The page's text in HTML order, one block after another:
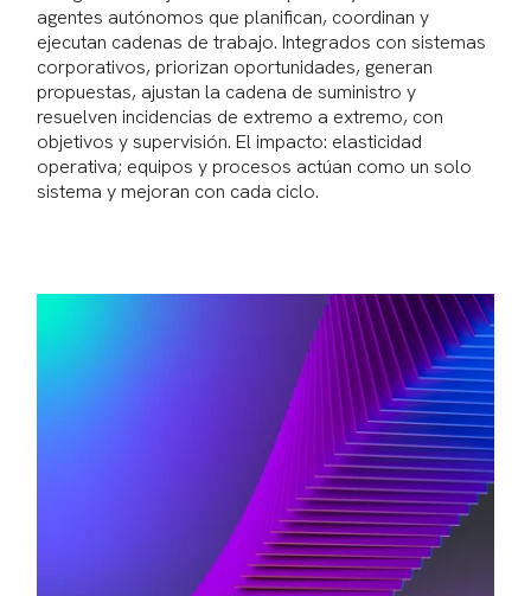
agentes autónomos que planifican, coordinan y
ejecutan cadenas de trabajo. Integrados con sistemas
corporativos, priorizan oportunidades, generan
propuestas, ajustan la cadena de suministro y
resuelven incidencias de extremo a extremo, con
objetivos y supervisión. El impacto: elasticidad
operativa; equipos y procesos actúan como un solo
sistema y mejoran con cada ciclo.